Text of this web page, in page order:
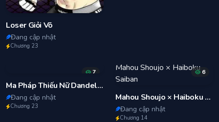
Loser Giỏi Võ
Đang cập nhật
Chương 23
7
Ma Pháp Thiếu Nữ Dandelion
Đang cập nhật
Chương 23
Mahou Shoujo × Haiboku
Saiban
6
Mahou Shoujo × Haiboku Saiban
Đang cập nhật
Chương 14